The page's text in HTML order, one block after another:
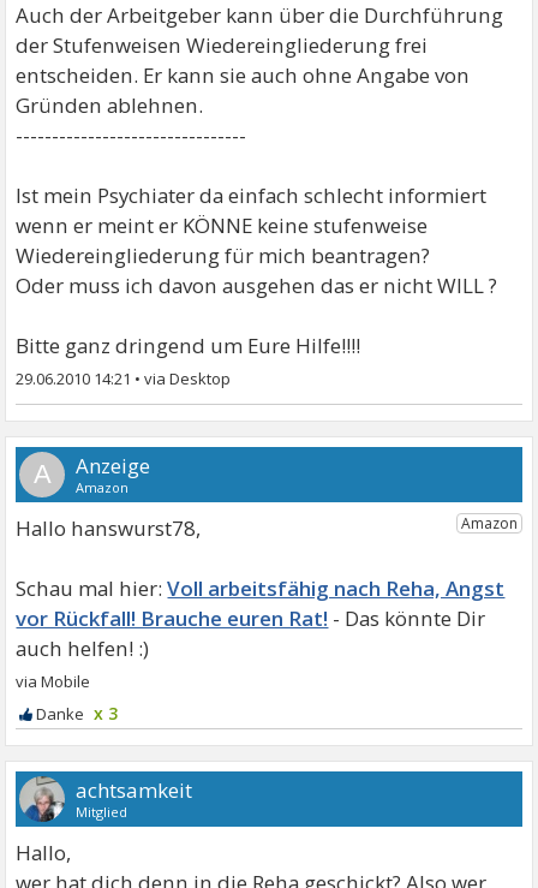
Auch der Arbeitgeber kann über die Durchführung
der Stufenweisen Wiedereingliederung frei
entscheiden. Er kann sie auch ohne Angabe von
Gründen ablehnen.
--------------------------------
Ist mein Psychiater da einfach schlecht informiert
wenn er meint er KÖNNE keine stufenweise
Wiedereingliederung für mich beantragen?
Oder muss ich davon ausgehen das er nicht WILL ?
Bitte ganz dringend um Eure Hilfe!!!!
29.06.2010 14:21 •
A
Hallo hanswurst78,
Voll arbeitsfähig nach Reha, Angst
vor Rückfall! Brauche euren Rat!
x 3
achtsamkeit
Mitglied
Hallo,